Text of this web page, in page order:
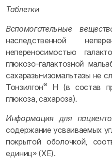
Таблетки
Вспомогательные
наследственной
непереносимостью
глюкозо-галактозной
сахаразы-изомальтазы не
Тонзилгон®
Н (в состав
глюкоза, сахароза).
Информация для
содержание усваиваемых
покрытой оболочкой,
единиц» (ХЕ).